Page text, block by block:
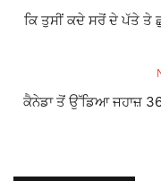
Contact Us
ਕਿ ਤੁਸੀਂ ਕਦੇ ਸਰੋਂ ਦੇ ਪੱਤੇ ਤੇ
ਕੈਨੇਡਾ ਤੋਂ ਉੱਡਿਆ ਜਹਾਜ਼